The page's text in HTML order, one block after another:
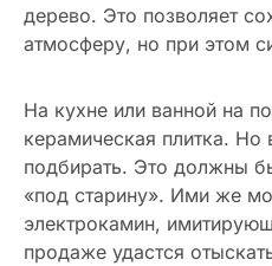
дерево. Это позволяет
атмосферу, но при этом
На кухне или ванной на
керамическая плитка. Но
подбирать. Это должны
«под старину». Ими же
электрокамин,
продаже удастся